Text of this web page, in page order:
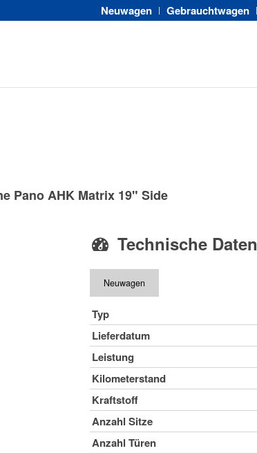
Neuwagen Gebrauchtwagen
Pano AHK Matrix 19" Side
Technische Daten
Neuwagen
Typ
Lieferdatum
Leistung
Kilometerstand
Kraftstoff
Anzahl Sitze
Anzahl Türen